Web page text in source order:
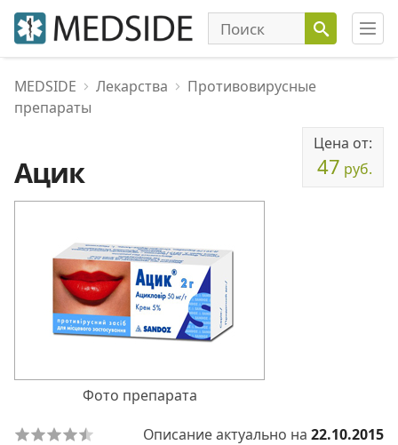
MEDSIDE Лекарства
Противовирусные
препараты
Ацик
Цена от:
47 руб.
Фото препарата
Описание актуально на 22.10.2015